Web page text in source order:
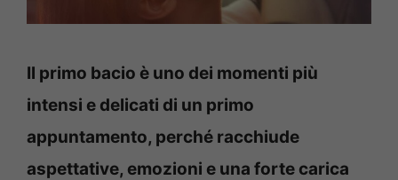
Il primo bacio è uno dei momenti più
intensi e delicati di un primo
appuntamento, perché racchiude
aspettative, emozioni e una forte carica